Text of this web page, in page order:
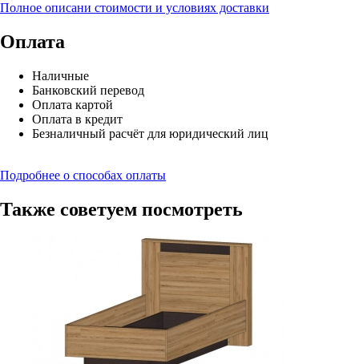
Полное описани стоимости и условиях доставки
Оплата
Наличные
Банковский перевод
Оплата картой
Оплата в кредит
Безналичный расчёт для юридический лиц
Подробнее о способах оплаты
Также советуем посмотреть